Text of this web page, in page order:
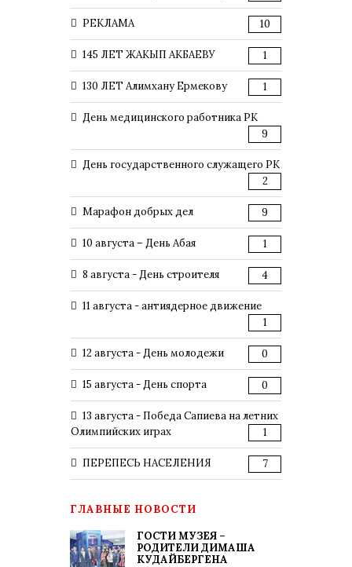
РЕКЛАМА 10
145 ЛЕТ ЖАКЫП АКБАЕВУ 1
130 ЛЕТ Алимхану Ермекову 1
День медицинского работника РК
9
День государственного служащего РК
2
Марафон добрых дел 9
10 августа – День Абая 1
8 августа - День строителя 4
11 августа - антиядерное движение
1
12 августа - День молодежи 0
15 августа - День спорта 0
13 августа - Победа Сапиева на летних
Олимпийских играх
1
ПЕРЕПЕСЬ НАСЕЛЕНИЯ 7
ГЛАВНЫЕ НОВОСТИ
ГОСТИ МУЗЕЯ –
РОДИТЕЛИ ДИМАША
КУДАЙБЕРГЕНА